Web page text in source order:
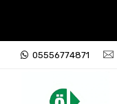
05556774871